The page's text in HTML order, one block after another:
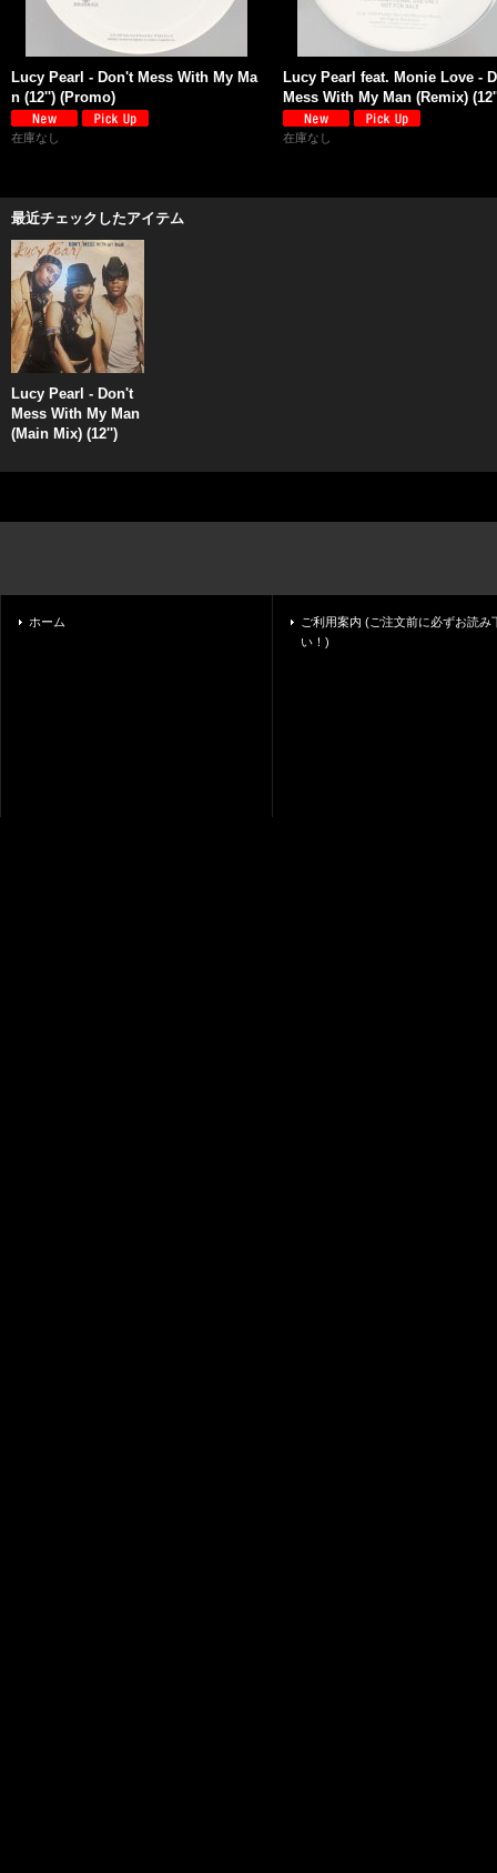
Lucy Pearl - Don't Mess With My Ma
n (12'') (Promo)
在庫なし
Lucy Pearl feat. Monie Love -
Mess With My Man (Remix)
在庫なし
最近チェックしたアイテム
Lucy Pearl - Don't
Mess With My Man
(Main Mix) (12'')
ホーム
ご利用案内 (ご注文前に必ずお読み
い！)